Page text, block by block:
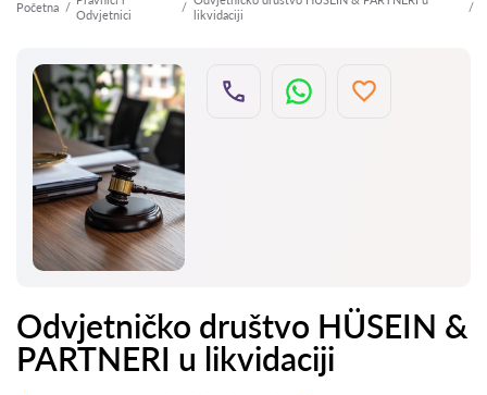
Početna
Odvjetnici
likvidaciji
Odvjetničko društvo HÜSEIN &
PARTNERI u likvidaciji